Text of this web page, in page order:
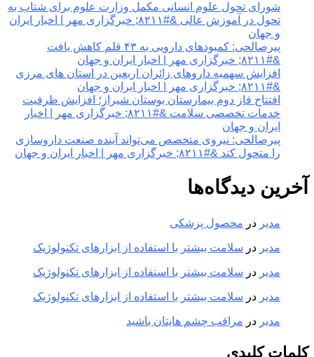
شورای تحول علوم انسانی مکمل وزارت علوم برای شتاب به
تحول در آموزش عالی &#۸۲۱۱; خبرگزاری مهر | اخبار ایران
و جهان
پیرصالحی: کمبودهای دارویی به ۴۳ قلم کاهش یافت
&#۸۲۱۱; خبرگزاری مهر | اخبار ایران و جهان
افزایش سهمیه داروهای زائران اربعین در استان های مرزی
&#۸۲۱۱; خبرگزاری مهر | اخبار ایران و جهان
افتتاح فاز دوم بیمارستان بوستان شیراز؛ افزایش ظرفیت
خدمات تخصصی سلامت &#۸۲۱۱; خبرگزاری مهر | اخبار
ایران و جهان
پیرصالحی: نیروی متخصص می‌تواند آینده صنعت داروسازی
را متحول کند &#۸۲۱۱; خبرگزاری مهر | اخبار ایران و جهان
آخرین دیدگاه‌ها
مدیر در محصول پزشکی
مدیر در سلامت بیشتر با استفاده از ابزارهای تکنولوژیک
مدیر در سلامت بیشتر با استفاده از ابزارهای تکنولوژیک
مدیر در سلامت بیشتر با استفاده از ابزارهای تکنولوژیک
مدیر در مراقب چشم هایتان باشید
کلمات کلیدی